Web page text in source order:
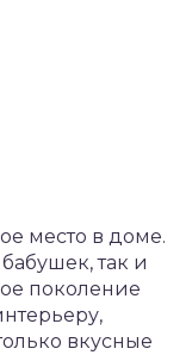
место в доме.
так и
поколение
вкусные